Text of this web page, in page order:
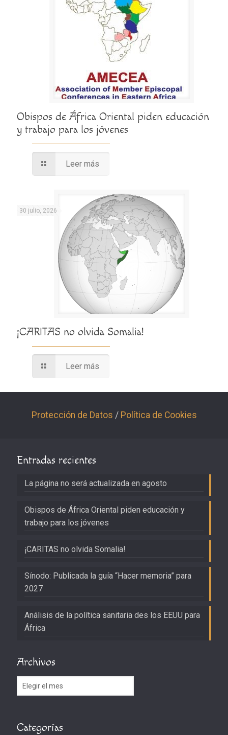
Obispos de África Oriental piden educación
y trabajo para los jóvenes
Leer más
30 julio, 2026
¡CARITAS no olvida Somalia!
Leer más
Protección de Datos / Política de Cookies
Entradas recientes
La página no será actualizada en agosto
Obispos de África Oriental piden educación y
trabajo para los jóvenes
¡CARITAS no olvida Somalia!
Sínodo: Publicada la guía “Hacer memoria” para
2027
Análisis de la política sanitaria des los EEUU para
África
Archivos
Archivos
Categorías